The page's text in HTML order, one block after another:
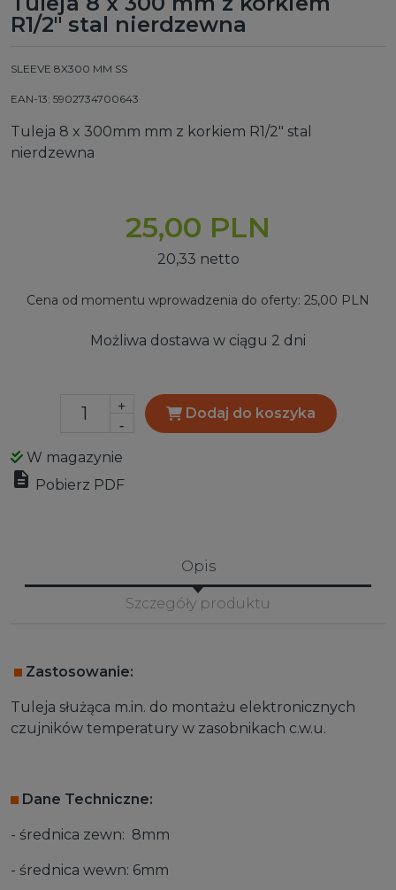
R1/2" stal nierdzewna
SLEEVE 8X300 MM SS
EAN-13: 5902734700643
Tuleja 8 x 300mm mm z korkiem R1/2" stal
nierdzewna
25,00 PLN
20,33 netto
Cena od momentu wprowadzenia do oferty: 25,00 PLN
Możliwa dostawa w ciągu 2 dni
+
Dodaj do koszyka
W magazynie
 Pobierz PDF
Opis
Szczegóły produktu
Zastosowanie:
Tuleja służąca m.in. do montażu elektronicznych
czujników temperatury w zasobnikach c.w.u.
Dane Techniczne:
- średnica zewn: 8mm
- średnica wewn: 6mm